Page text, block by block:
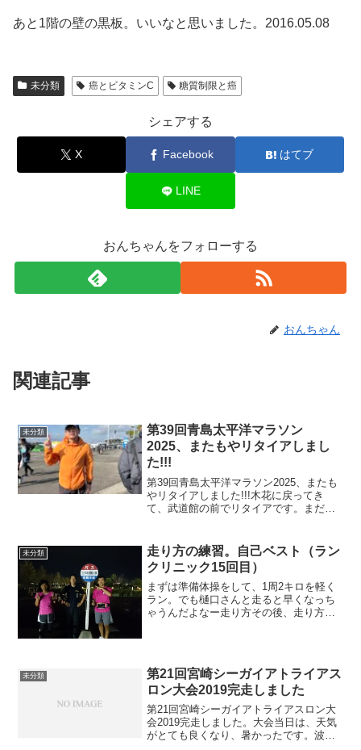
あと1階の壁の黒板。いいなと思いました。2016.05.08
未分類 癌とビタミンC 糖質制限と癌
シェアする
X Facebook はてブ
LINE
おんちゃんをフォローする
おんちゃん
関連記事
未分類
第39回青島太平洋マラソン
2025、またもやリタイアしまし
た!!!
第39回青島太平洋マラソン2025、またも
やリタイアしました!!!木花に戻ってき
て、武道館の前でリタイアです。まだ体
ラソンのスタートまで自宅を6時40分に出
発、例年通り...
未分類
走り方の練習。自己ベスト（ラン
クリニック15回目）
まずは準備体操をして、1周2キロを軽く
ラン。でも樋口さんと走ると早くなっち
ゃうんだよなー走り方その後、走り方の
頃よりも、しっくりとフ...
未分類
第21回宮崎シーガイアトライアス
ロン大会2019完走しました
第21回宮崎シーガイアトライアスロン大
会2019完走しました。大会当日は、天気
がとても良くなり、暑かったです。波も